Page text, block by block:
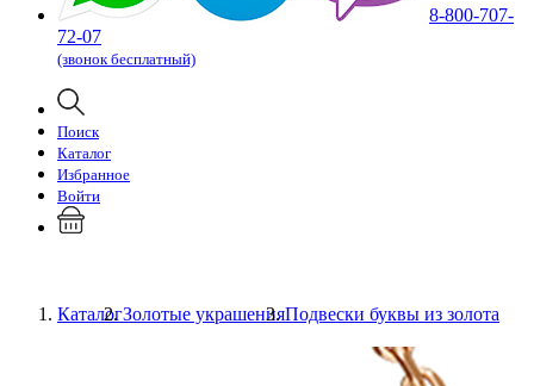
8-800-707-
72-07
(звонок бесплатный)
Поиск
Каталог
Избранное
Войти
КаталогЗолотые украшенияПодвески буквы из золота